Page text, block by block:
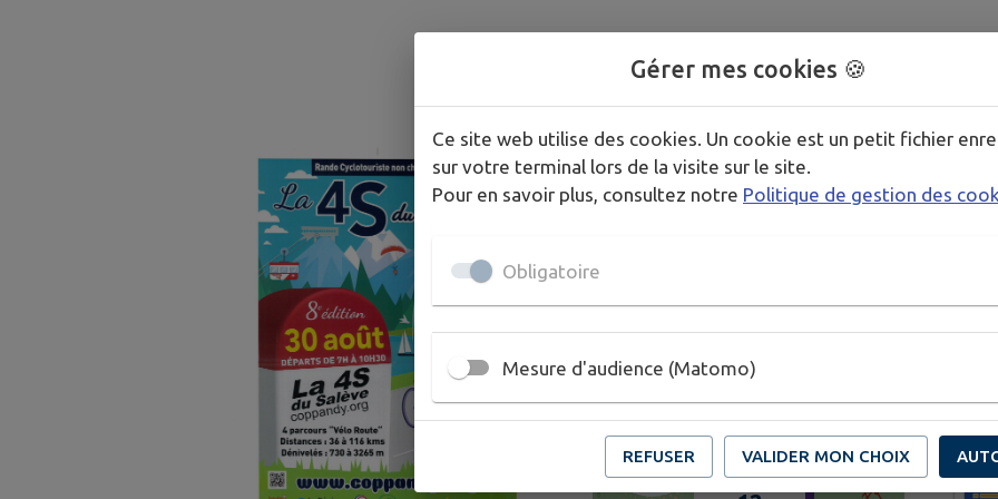
AGENDA DEMON
Gérer mes cookies 🍪
Ce site web utilise des cookies. Un cookie est un petit fichier
sur votre terminal lors de la visite sur le site.
Pour en savoir plus, consultez notre Politique de gestion des
Obligatoire
Mesure d'audience (Matomo)
REFUSER VALIDER MON CHOIX